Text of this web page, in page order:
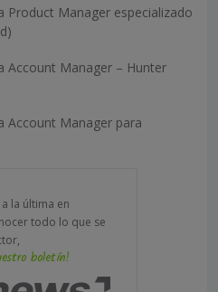
Product Manager especializado
Account Manager – Hunter
Account Manager para
la última en
todo lo que se
boletín!